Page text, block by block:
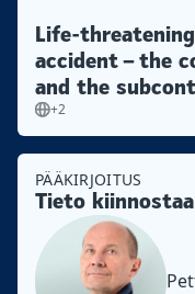
Life-
accident – the
and the
+2
PÄÄKIRJOITUS
Tieto